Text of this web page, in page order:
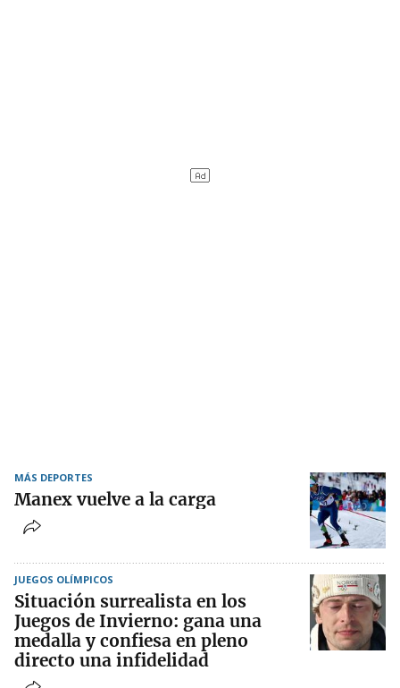
MÁS DEPORTES
Manex vuelve a la carga
JUEGOS OLÍMPICOS
Situación surrealista en los
Juegos de Invierno: gana una
medalla y confiesa en pleno
directo una infidelidad